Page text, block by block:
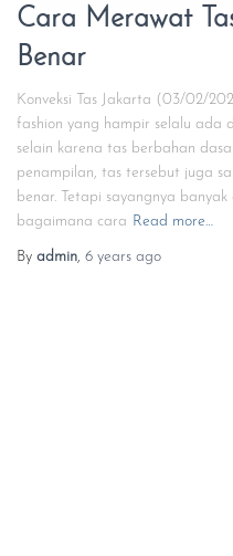
Cara Merawat
Benar
Konveksi Tas Jakarta (03/02/
fashion yang hampir selalu ada
selain karena tas berbahan
penampilan, tas tersebut juga
benar. Tetapi sayangnya
bagaimana cara Read more…
By admin, 6 years ago